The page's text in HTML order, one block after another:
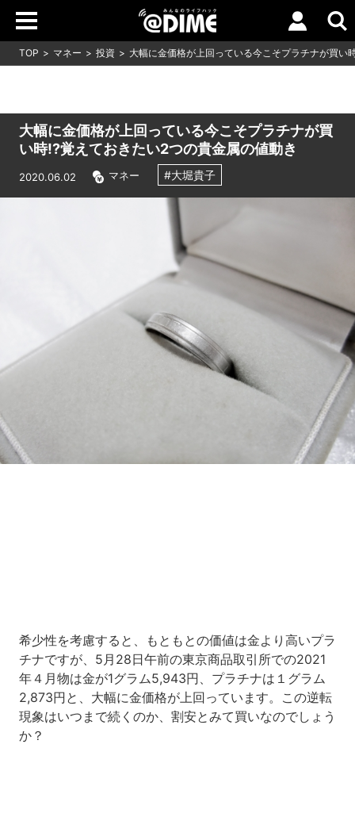
TOP マネー 投資 大幅に金価格が上回っている今こそプラチナが買い
大幅に金価格が上回っている今こそプラチナが買
い時!?覚えておきたい2つの貴金属の値動き
2020.06.02 マネー #大堀貴子
希少性を考慮すると、もともとの価値は金より高いプラ
チナですが、5月28日午前の東京商品取引所での2021
年４月物は金が1グラム5,943円、プラチナは１グラム
2,873円と、大幅に金価格が上回っています。この逆転
現象はいつまで続くのか、割安とみて買いなのでしょう
か？